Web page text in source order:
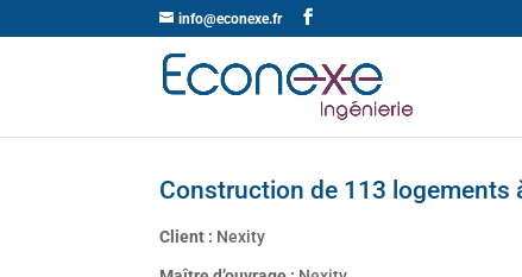
info@econexe.fr
Construction de 113 logements
Client : Nexity